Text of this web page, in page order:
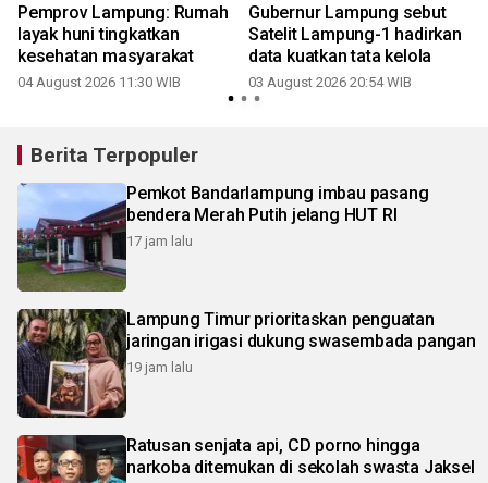
Pemprov Lampung: Rumah
layak huni tingkatkan
kesehatan masyarakat
04 August 2026 11:30 WIB
Gubernur Lampung sebut
Satelit Lampung-1 hadirkan
data kuatkan tata kelola
03 August 2026 20:54 WIB
Berita Terpopuler
Pemkot Bandarlampung imbau pasang
bendera Merah Putih jelang HUT RI
17 jam lalu
Lampung Timur prioritaskan penguatan
jaringan irigasi dukung swasembada pangan
19 jam lalu
Ratusan senjata api, CD porno hingga
narkoba ditemukan di sekolah swasta Jaksel